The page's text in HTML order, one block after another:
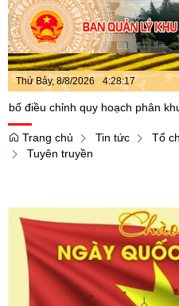
Thứ Bảy, 8/8/2026 4:28:19
quy hoạch phân khu xây dựng
Trang chủ Tin tức
Tổ
Tuyên truyền